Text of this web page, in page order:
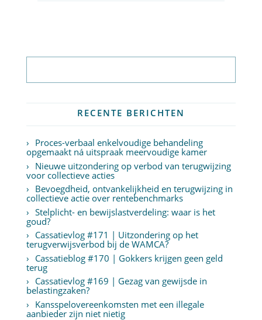
RECENTE BERICHTEN
Proces-verbaal enkelvoudige behandeling
opgemaakt ná uitspraak meervoudige kamer
Nieuwe uitzondering op verbod van terugwijzing
voor collectieve acties
Bevoegdheid, ontvankelijkheid en terugwijzing in
collectieve actie over rentebenchmarks
Stelplicht- en bewijslastverdeling: waar is het
goud?
Cassatievlog #171 | Uitzondering op het
terugverwijsverbod bij de WAMCA?
Cassatieblog #170 | Gokkers krijgen geen geld
terug
Cassatievlog #169 | Gezag van gewijsde in
belastingzaken?
Kansspelovereenkomsten met een illegale
aanbieder zijn niet nietig